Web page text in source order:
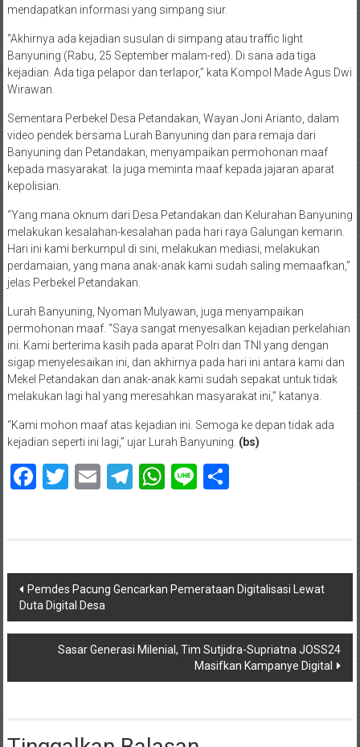
mendapatkan informasi yang simpang siur.
“Akhirnya ada kejadian susulan di simpang atau traffic light
Banyuning (Rabu, 25 September malam-red). Di sana ada tiga
kejadian. Ada tiga pelapor dan terlapor,” kata Kompol Made Agus Dwi
Wirawan.
Sementara Perbekel Desa Petandakan, Wayan Joni Arianto, dalam
video pendek bersama Lurah Banyuning dan para remaja dari
Banyuning dan Petandakan, menyampaikan permohonan maaf
kepada masyarakat. Ia juga meminta maaf kepada jajaran aparat
kepolisian.
“Yang mana oknum dari Desa Petandakan dan Kelurahan Banyuning
melakukan kesalahan-kesalahan pada hari raya Galungan kemarin.
Hari ini kami berkumpul di sini, melakukan mediasi, melakukan
perdamaian, yang mana anak-anak kami sudah saling memaafkan,”
jelas Perbekel Petandakan.
Lurah Banyuning, Nyoman Mulyawan, juga menyampaikan
permohonan maaf. “Saya sangat menyesalkan kejadian perkelahian
ini. Kami berterima kasih pada aparat Polri dan TNI yang dengan
sigap menyelesaikan ini, dan akhirnya pada hari ini antara kami dan
Mekel Petandakan dan anak-anak kami sudah sepakat untuk tidak
melakukan lagi hal yang meresahkan masyarakat ini,” katanya.
“Kami mohon maaf atas kejadian ini. Semoga ke depan tidak ada
kejadian seperti ini lagi,” ujar Lurah Banyuning. (bs)
Facebook
Twitter
EmailTelegram
WhatsApp
LineShare
Navigasi
pos
Pemdes Pacung Gencarkan Pemerataan Digitalisasi Lewat
Duta Digital Desa
Sasar Generasi Milenial, Tim Sutjidra-Supriatna JOSS24
Masifkan Kampanye Digital